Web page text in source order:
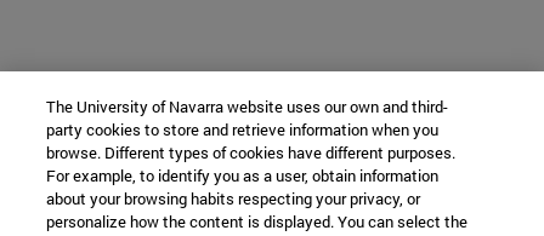
The University of Navarra website uses our own and third-
party cookies to store and retrieve information when you
browse. Different types of cookies have different purposes.
For example, to identify you as a user, obtain information
about your browsing habits respecting your privacy, or
personalize how the content is displayed. You can select the